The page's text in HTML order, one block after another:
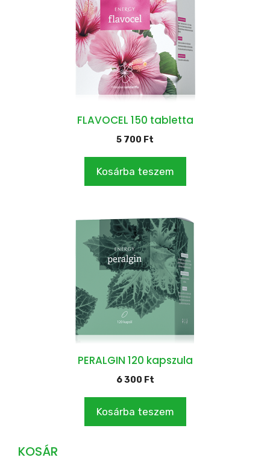
FLAVOCEL 150 tabletta
5 700 Ft
Kosárba teszem
PERALGIN 120 kapszula
6 300 Ft
Kosárba teszem
KOSÁR